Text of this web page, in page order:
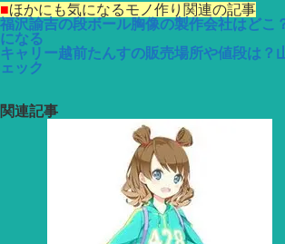
■ほかにも気になるモノ作り関連の記事
福沢諭吉の段ボール胸像の製作会社はどこ
になる
キャリー越前たんすの販売場所や値段は？
ェック
関連記事